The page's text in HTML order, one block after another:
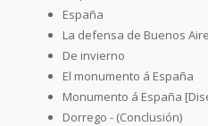
España
La defensa de Buenos
De invierno
El monumento á España
Monumento á España
Dorrego - (Conclusión)